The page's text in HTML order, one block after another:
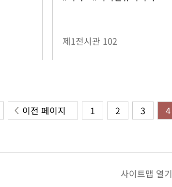
제1전시관 102
이전 페이지 1 2 3 4
사이트맵 열기